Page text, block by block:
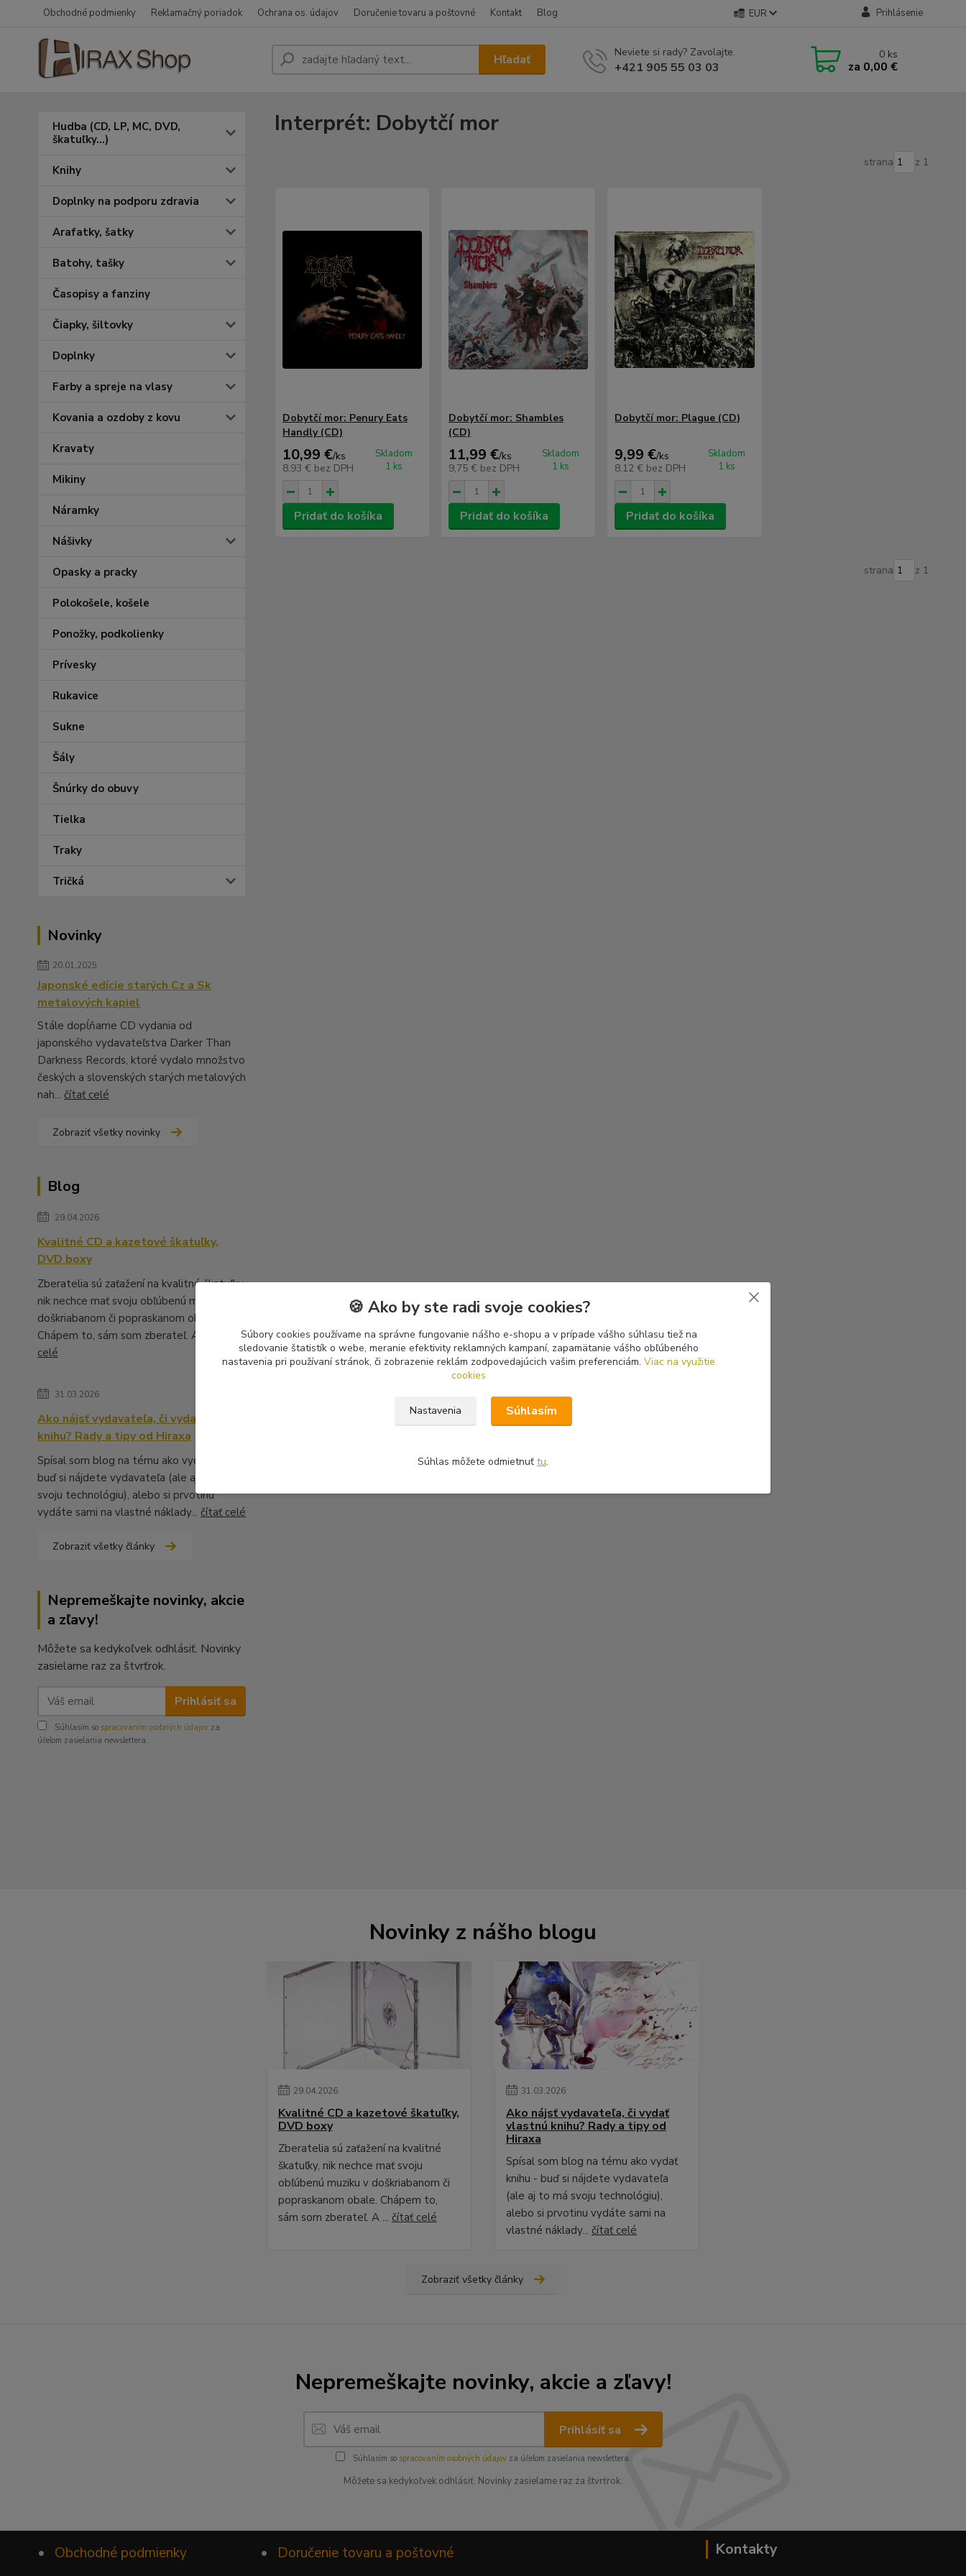
Obchodné podmienky Reklamačný poriadok Ochrana os. údajov Doručenie tovaru a poštovné Kontakt Blog EUR Prihlásenie
Hľadať Neviete si rady? Zavolajte.
+421 905 55 03 03
0 ks
za 0,00 €
Hudba (CD, LP, MC, DVD,
škatuľky...)
Knihy
Doplnky na podporu zdravia
Arafatky, šatky
Batohy, tašky
Časopisy a fanziny
Čiapky, šiltovky
Doplnky
Farby a spreje na vlasy
Kovania a ozdoby z kovu
Kravaty
Mikiny
Náramky
Nášivky
Opasky a pracky
Polokošele, košele
Ponožky, podkolienky
Prívesky
Rukavice
Sukne
Šály
Šnúrky do obuvy
Tielka
Traky
Tričká
Novinky
20.01.2025
Japonské edície starých Cz a Sk
metalových kapiel
Stále dopĺňame CD vydania od
japonského vydavateľstva Darker Than
Darkness Records, ktoré vydalo množstvo
českých a slovenských starých metalových
nah... čítať celé
Zobraziť všetky novinky
Blog
29.04.2026
Kvalitné CD a kazetové škatuľky,
DVD boxy
Zberatelia sú zaťažení na kvalitné škatuľky,
nik nechce mať svoju obľúbenú muziku v
doškriabanom či popraskanom obale.
Chápem to, sám som zberateľ. A ...
celé
31.03.2026
Ako nájsť vydavateľa, či vydať vlastnú
knihu? Rady a tipy od Hiraxa
Spísal som blog na tému ako vydať knihu -
buď si nájdete vydavateľa (ale aj to má
svoju technológiu), alebo si prvotinu
vydáte sami na vlastné náklady... čítať celé
Zobraziť všetky články
Nepremeškajte novinky, akcie
a zľavy!
Môžete sa kedykoľvek odhlásiť. Novinky
zasielame raz za štvrťrok.
Prihlásiť sa
Súhlasím so spracovaním osobných údajov za
účelom zasielania newslettera.
Interprét: Dobytčí mor
strana z 1
Dobytčí mor: Penury Eats
Handly (CD)
10,99 €/ks
8,93 € bez DPH
Skladom
1 ks
Pridať do košíka
Dobytčí mor: Shambles
(CD)
11,99 €/ks
9,75 € bez DPH
Skladom
1 ks
Pridať do košíka
Dobytčí mor: Plague (CD)
9,99 €/ks
8,12 € bez DPH
Skladom
1 ks
Pridať do košíka
strana z 1
Novinky z nášho blogu
29.04.2026
Kvalitné CD a kazetové škatuľky,
DVD boxy
Zberatelia sú zaťažení na kvalitné
škatuľky, nik nechce mať svoju
obľúbenú muziku v doškriabanom či
popraskanom obale. Chápem to,
sám som zberateľ. A ... čítať celé
31.03.2026
Ako nájsť vydavateľa, či vydať
vlastnú knihu? Rady a tipy od
Hiraxa
Spísal som blog na tému ako vydať
knihu - buď si nájdete vydavateľa
(ale aj to má svoju technológiu),
alebo si prvotinu vydáte sami na
vlastné náklady... čítať celé
Zobraziť všetky články
Nepremeškajte novinky, akcie a zľavy!
Prihlásiť sa
Súhlasím so spracovaním osobných údajovza účelom zasielania newslettera.
Môžete sa kedykoľvek odhlásiť. Novinky zasielame raz za štvrťrok.
• Obchodné podmienky • Doručenie tovaru a poštovné Kontakty
🍪 Ako by ste radi svoje cookies?
Súbory cookies používame na správne fungovanie nášho e-shopu a v prípade vášho súhlasu tiež na
sledovanie štatistík o webe, meranie efektivity reklamných kampaní, zapamätanie vášho obľúbeného
nastavenia pri používaní stránok, či zobrazenie reklám zodpovedajúcich vašim preferenciám. Viac na využitie
cookies
Nastavenia Súhlasím
Súhlas môžete odmietnuť tu.